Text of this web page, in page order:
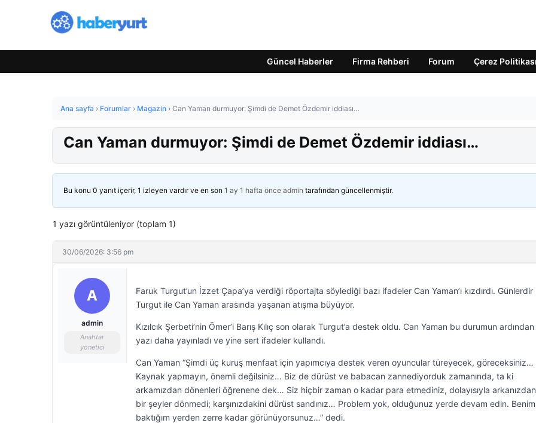
Güncel Haberler Firma Rehberi Forum Çerez Politikası
Ana sayfa › Forumlar › Magazin › Can Yaman durmuyor: Şimdi de Demet Özdemir iddiası…
Can Yaman durmuyor: Şimdi de Demet Özdemir iddiası…
Bu konu 0 yanıt içerir, 1 izleyen vardır ve en son 1 ay 1 hafta önce admin tarafından güncellenmiştir.
1 yazı görüntüleniyor (toplam 1)
30/06/2026: 3:56 pm
A
admin
Anahtar
yönetici
Faruk Turgut’un İzzet Çapa’ya verdiği röportajta söylediği bazı ifadeler Can Yaman’ı kızdırdı. Günlerdir
Turgut ile Can Yaman arasında yaşanan atışma büyüyor.
Kızılcık Şerbeti’nin Ömer’i Barış Kılıç son olarak Turgut’a destek oldu. Can Yaman bu durumun
yazı daha yayınladı ve yine sert ifadeler kullandı.
Can Yaman “Şimdi üç kuruş menfaat için yapımcıya destek veren oyuncular türeyecek, göreceksiniz…
Kaynak yapmayın, önemli değilsiniz… Biz de dürüst ve babacan zannediyorduk zamanında, ta ki
arkamızdan dönenleri öğrenene dek… Siz hiçbir zaman o kadar para etmediniz, dolayısıyla
bir şeyler dönmedi; karşınızdakini dürüst sandınız… Problem yok, olduğunuz yerde devam edin. Benim
baktığım yerden zerre kadar görünüyorsunuz…” dedi.